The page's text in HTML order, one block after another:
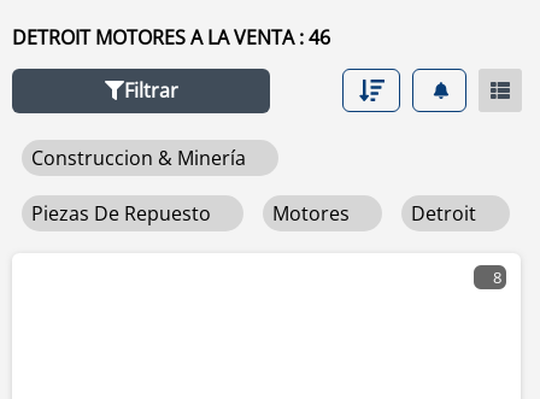
DETROIT MOTORES A LA VENTA : 46
Filtrar
Construccion & Minería
Piezas De Repuesto Motores Detroit
8